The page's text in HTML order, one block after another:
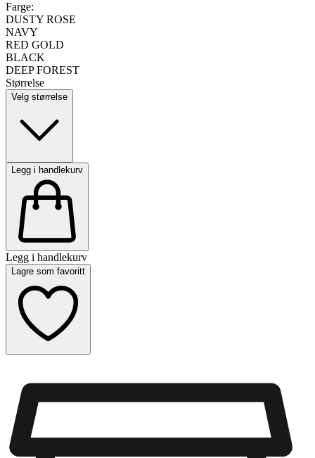
Farge:
DUSTY ROSE
NAVY
RED GOLD
BLACK
DEEP FOREST
Størrelse
Velg størrelse
Legg i handlekurv
Legg i handlekurv
Lagre som favoritt